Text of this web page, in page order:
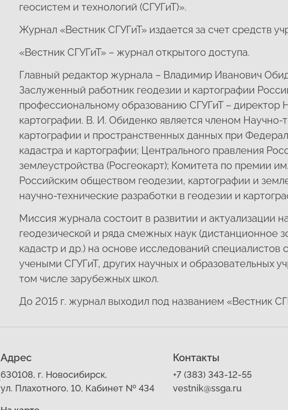
геосистем и технологий (СГУГиТ)».
Журнал «Вестник СГУГиТ» издается за счет средств
«Вестник СГУГиТ» – журнал открытого доступа.
Главный редактор журнала – Владимир Иванович
Заслуженный работник геодезии и картографии
профессиональному образованию СГУГиТ – директор
картографии. В. И. Обиденко является членом Научно-
картографии и пространственных данных при
кадастра и картографии; Центрального правления
землеустройства (Росгеокарт); Комитета по премии
Российским обществом геодезии, картографии и
научно-технические разработки в геодезии и
Миссия журнала состоит в развитии и актуализации
геодезической и ряда смежных наук (дистанционное
кадастр и др.) на основе исследований
учеными СГУГиТ, других научных и образовательных
том числе зарубежных школ.
До 2015 г. журнал выходил под названием «Вестник
Адрес
630108, г. Новосибирск,
ул. Плахотного, 10, Кабинет № 434
Контакты
+7 (383) 343-12-55
vestnik@ssga.ru